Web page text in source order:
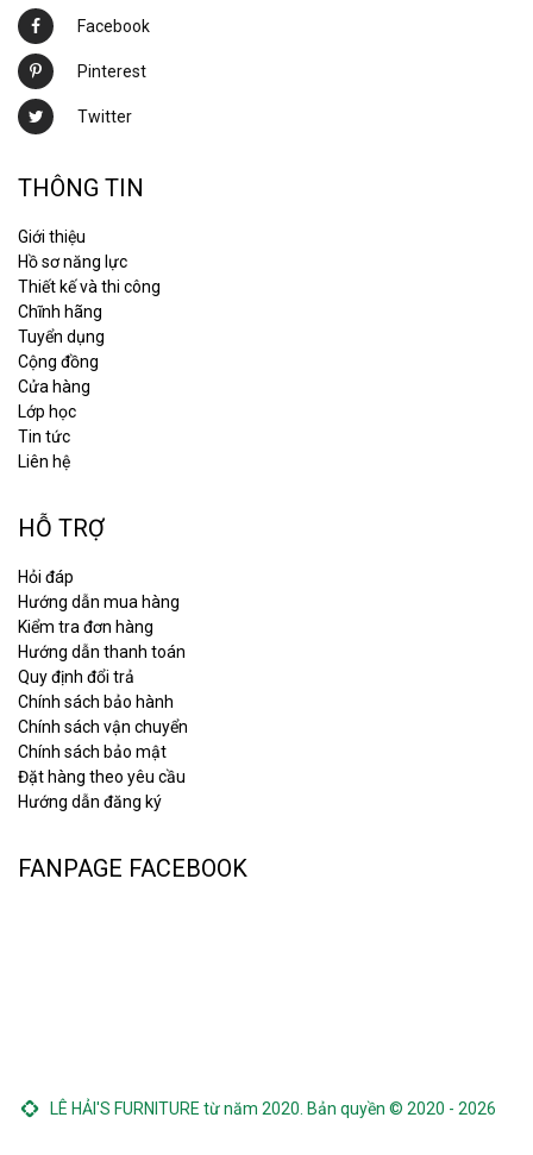
Facebook
Pinterest
Twitter
THÔNG TIN
Giới thiệu
Hồ sơ năng lực
Thiết kế và thi công
Chĩnh hãng
Tuyển dụng
Cộng đồng
Cửa hàng
Lớp học
Tin tức
Liên hệ
HỖ TRỢ
Hỏi đáp
Hướng dẫn mua hàng
Kiểm tra đơn hàng
Hướng dẫn thanh toán
Quy định đổi trả
Chính sách bảo hành
Chính sách vận chuyển
Chính sách bảo mật
Đặt hàng theo yêu cầu
Hướng dẫn đăng ký
FANPAGE FACEBOOK
LÊ HẢI'S FURNITURE từ năm 2020. Bản quyền © 2020 - 2026